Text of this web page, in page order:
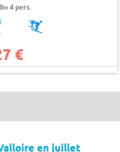
4 pers.
€
en juillet